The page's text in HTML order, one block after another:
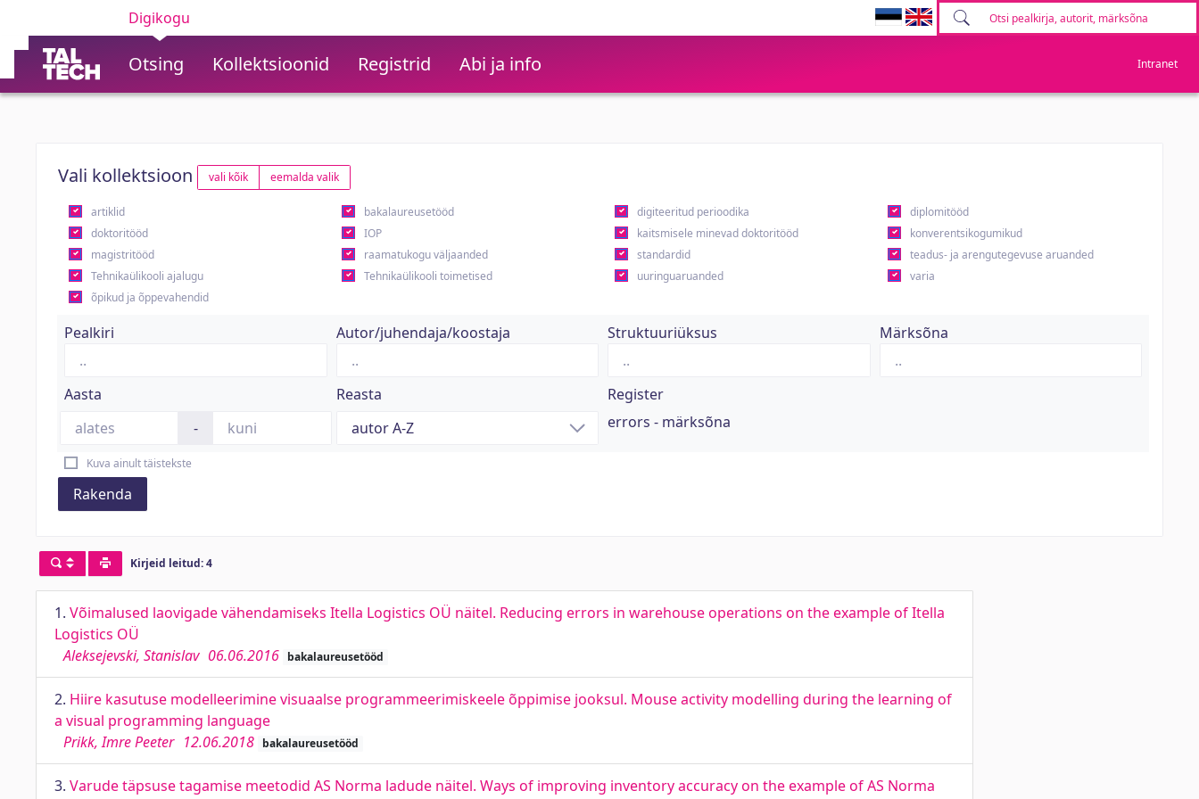
Digikogu
Otsing Kollektsioonid Registrid Abi ja info Intranet
Vali kollektsioon vali kõik eemalda valik
artiklid bakalaureusetööd digiteeritud perioodika
diplomitööd
doktoritööd
IOP kaitsmisele minevad doktoritööd
konverentsikogumikud
magistritööd
raamatukogu väljaanded standardid
teadus- ja arengutegevuse aruanded
Tehnikaülikooli ajalugu
Tehnikaülikooli toimetised uuringuaruanded
varia
õpikud ja õppevahendid
Pealkiri Autor/juhendaja/koostaja Struktuuriüksus Märksõna
Aasta
-
Reasta
Register
errors - märksõna
Kuva ainult täistekste
Rakenda
Kirjeid leitud: 4
1. Võimalused laovigade vähendamiseks Itella Logistics OÜ näitel. Reducing errors in warehouse operations on the example of Itella
Logistics OÜ
Aleksejevski, Stanislav 06.06.2016 bakalaureusetööd
2. Hiire kasutuse modelleerimine visuaalse programmeerimiskeele õppimise jooksul. Mouse activity modelling during the learning of
a visual programming language
Prikk, Imre Peeter 12.06.2018 bakalaureusetööd
3. Varude täpsuse tagamise meetodid AS Norma ladude näitel. Ways of improving inventory accuracy on the example of AS Norma